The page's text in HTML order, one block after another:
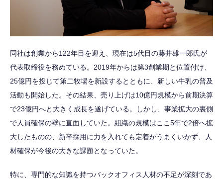
同社は創業から122年目を迎え、現在は5代目の藤井雄一郎氏が
代表取締役を務めている。2019年からは第3創業期と位置付け、
25億円を投じて第二牧場を新設するとともに、新しい牛乳の普及
活動も開始した。その結果、売り上げは10億円規模から前期決算
で23億円へと大きく成長を遂げている。しかし、事業拡大の裏側
で人員確保の壁に直面していた。組織の規模はここ5年で2倍へ拡
大したものの、新卒採用に力を入れても定着がうまくいかず、人
材確保が今後の大きな課題となっていた。
特に、専門的な知識を持つバックオフィス人材の不足が深刻であ